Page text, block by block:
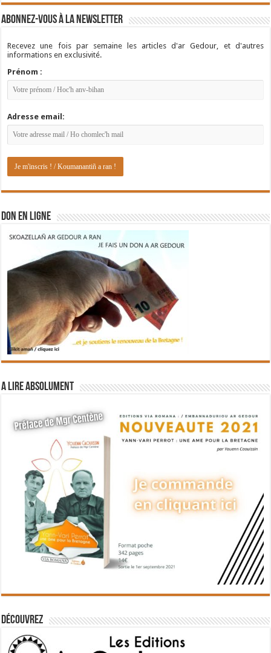
Abonnez-vous à la newsletter
Recevez une fois par semaine les articles d'ar Gedour, et d'autres
informations en exclusivité.
Prénom :
Adresse email:
DON EN LIGNE
A lire absolument
Découvrez